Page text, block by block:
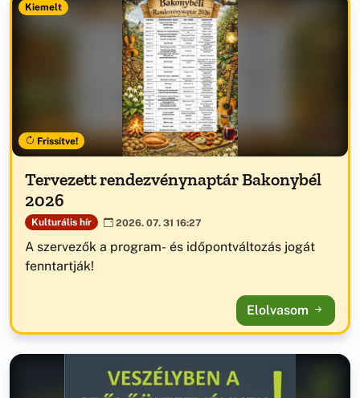
Kiemelt
Frissítve!
Tervezett rendezvénynaptár Bakonybél
2026
Kulturális hír 2026. 07. 31 16:27
A szervezők a program- és időpontváltozás jogát
fenntartják!
Elolvasom